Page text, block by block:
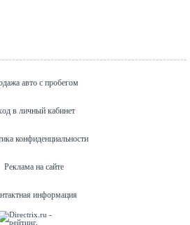
авто с пробегом
в личный кабинет
конфиденциальности
Реклама на сайте
информация